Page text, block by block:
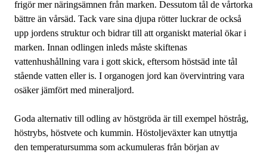
frigör mer näringsämnen från marken. Dessutom tål de vårtorka
bättre än vårsäd. Tack vare sina djupa rötter luckrar de också
upp jordens struktur och bidrar till att organiskt material ökar i
marken. Innan odlingen inleds måste skiftenas
vattenhushållning vara i gott skick, eftersom höstsäd inte tål
stående vatten eller is. I organogen jord kan övervintring vara
osäker jämfört med mineraljord.
Goda alternativ till odling av höstgröda är till exempel höstråg,
höstrybs, höstvete och kummin. Höstoljeväxter kan utnyttja
den temperatursumma som ackumuleras från början av